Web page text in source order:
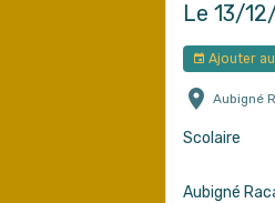
Le 13/
Ajouter
Aubigné
Scolaire
Aubigné